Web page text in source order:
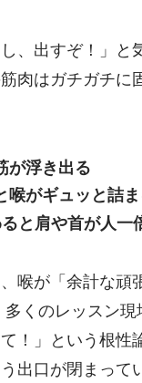
、出すぞ！」と
肉はガチガチに
が浮き出る
喉がギュッと詰
と肩や首が人一
喉が「余計な頑
くのレッスン現
！」という根性
出口が閉まって